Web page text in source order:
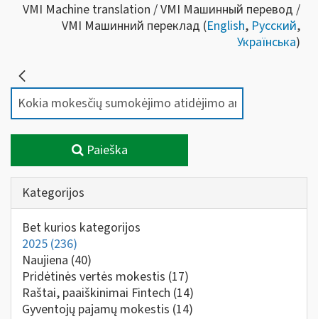
VMI Machine translation / VMI Машинный перевод /
VMI Машинний переклад (English, Русский,
Українська)
Paieška
Kategorijos
Bet kurios kategorijos
2025 (236)
Naujiena (40)
Pridėtinės vertės mokestis (17)
Raštai, paaiškinimai Fintech (14)
Gyventojų pajamų mokestis (14)